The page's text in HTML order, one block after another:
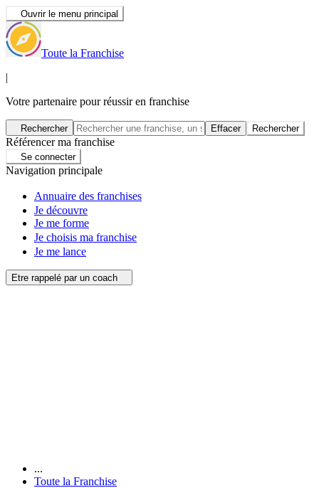
Ouvrir le menu principal
Toute la Franchise
|
Votre partenaire pour réussir en franchise
Rechercher Effacer Rechercher
Référencer ma franchise
Se connecter
Navigation principale
Annuaire des franchises
Je découvre
Je me forme
Je choisis ma franchise
Je me lance
Etre rappelé par un coach
...
Toute la Franchise